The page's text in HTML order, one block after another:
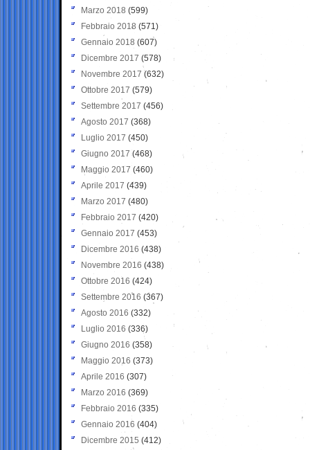
Marzo 2018 (599)
Febbraio 2018 (571)
Gennaio 2018 (607)
Dicembre 2017 (578)
Novembre 2017 (632)
Ottobre 2017 (579)
Settembre 2017 (456)
Agosto 2017 (368)
Luglio 2017 (450)
Giugno 2017 (468)
Maggio 2017 (460)
Aprile 2017 (439)
Marzo 2017 (480)
Febbraio 2017 (420)
Gennaio 2017 (453)
Dicembre 2016 (438)
Novembre 2016 (438)
Ottobre 2016 (424)
Settembre 2016 (367)
Agosto 2016 (332)
Luglio 2016 (336)
Giugno 2016 (358)
Maggio 2016 (373)
Aprile 2016 (307)
Marzo 2016 (369)
Febbraio 2016 (335)
Gennaio 2016 (404)
Dicembre 2015 (412)